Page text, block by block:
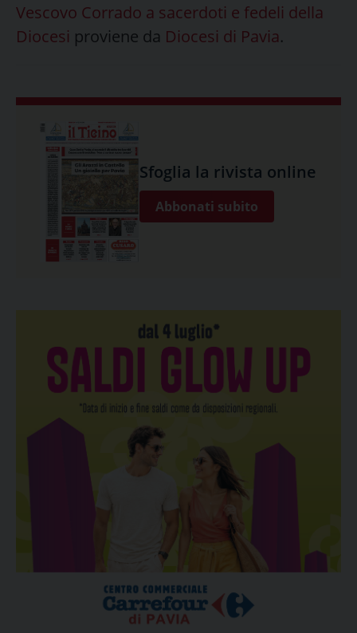
Vescovo Corrado a sacerdoti e fedeli della
Diocesi proviene da Diocesi di Pavia.
Sfoglia la rivista online
Abbonati subito